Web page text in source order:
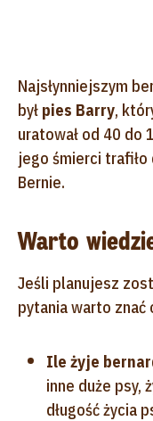
Najsłynniejszym
był pies Barry,
uratował od 40 do
jego śmierci
Bernie.
Warto
Jeśli planujesz
pytania warto znać
Ile żyje
inne duże psy,
długość życia